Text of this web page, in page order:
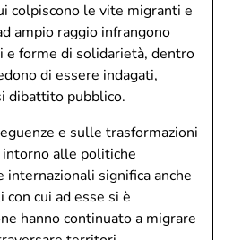
colpiscono le vite migranti e
ampio raggio infrangono
e forme di solidarietà, dentro
di essere indagati,
dibattito pubblico.
e sulle trasformazioni
alle politiche
internazionali significa anche
cui ad esse si è
hanno continuato a migrare